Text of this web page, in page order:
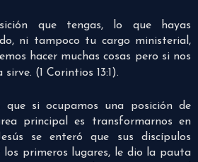
que tengas, lo que hayas
ni tampoco tu cargo ministerial,
hacer muchas cosas pero si nos
sirve. (1 Corintios 13:1).
que si ocupamos una posición de
principal es transformarnos en
se enteró que sus discípulos
primeros lugares, le dio la pauta